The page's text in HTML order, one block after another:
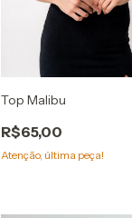
Top Malibu
R$65,00
Atenção, última peça!